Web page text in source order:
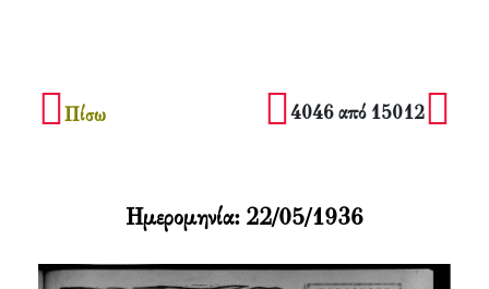
Πίσω 4046 από 15012
Ημερομηνία: 22/05/1936